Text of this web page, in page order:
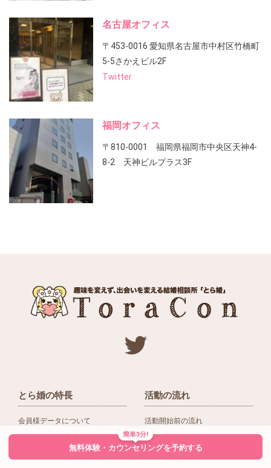
名古屋オフィス
〒453-0016 愛知県名古屋市中村区竹橋町
5-5さかえビル2F
Twitter
福岡オフィス
〒810-0001 福岡県福岡市中央区天神4-
8-2 天神ビルプラス3F
とら婚の特長
会員様データについて
活動の流れ
活動開始前の流れ
入会後の活動の流れ
簡単3分!
無料体験・カウンセリングを予約する